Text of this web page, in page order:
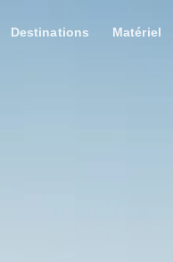
Destinations Matériel